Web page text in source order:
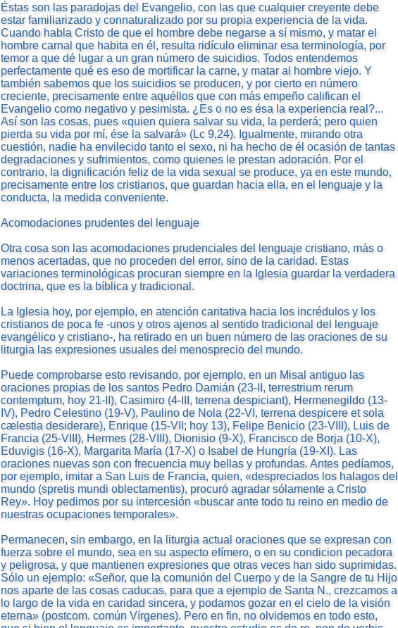
Éstas son las paradojas del Evangelio, con las que cualquier creyente debe
estar familiarizado y connaturalizado por su propia experiencia de la vida.
Cuando habla Cristo de que el hombre debe negarse a sí mismo, y matar el
hombre carnal que habita en él, resulta ridículo eliminar esa terminología, por
temor a que dé lugar a un gran número de suicidios. Todos entendemos
perfectamente qué es eso de mortificar la carne, y matar al hombre viejo. Y
también sabemos que los suicidios se producen, y por cierto en número
creciente, precisamente entre aquéllos que con más empeño califican el
Evangelio como negativo y pesimista. ¿Es o no es ésa la experiencia real?...
Así son las cosas, pues «quien quiera salvar su vida, la perderá; pero quien
pierda su vida por mí, ése la salvará» (Lc 9,24). Igualmente, mirando otra
cuestión, nadie ha envilecido tanto el sexo, ni ha hecho de él ocasión de tantas
degradaciones y sufrimientos, como quienes le prestan adoración. Por el
contrario, la dignificación feliz de la vida sexual se produce, ya en este mundo,
precisamente entre los cristianos, que guardan hacia ella, en el lenguaje y la
conducta, la medida conveniente.
Acomodaciones prudentes del lenguaje
Otra cosa son las acomodaciones prudenciales del lenguaje cristiano, más o
menos acertadas, que no proceden del error, sino de la caridad. Estas
variaciones terminológicas procuran siempre en la Iglesia guardar la verdadera
doctrina, que es la bíblica y tradicional.
La Iglesia hoy, por ejemplo, en atención caritativa hacia los incrédulos y los
cristianos de poca fe -unos y otros ajenos al sentido tradicional del lenguaje
evangélico y cristiano-, ha retirado en un buen número de las oraciones de su
liturgia las expresiones usuales del menosprecio del mundo.
Puede comprobarse esto revisando, por ejemplo, en un Misal antiguo las
oraciones propias de los santos Pedro Damián (23-II, terrestrium rerum
contemptum, hoy 21-II), Casimiro (4-III, terrena despiciant), Hermenegildo (13-
IV), Pedro Celestino (19-V), Paulino de Nola (22-VI, terrena despicere et sola
cælestia desiderare), Enrique (15-VII; hoy 13), Felipe Benicio (23-VIII), Luis de
Francia (25-VIII), Hermes (28-VIII), Dionisio (9-X), Francisco de Borja (10-X),
Eduvigis (16-X), Margarita María (17-X) o Isabel de Hungría (19-XI). Las
oraciones nuevas son con frecuencia muy bellas y profundas. Antes pedíamos,
por ejemplo, imitar a San Luis de Francia, quien, «despreciados los halagos del
mundo (spretis mundi oblectamentis), procuró agradar sólamente a Cristo
Rey». Hoy pedimos por su intercesión «buscar ante todo tu reino en medio de
nuestras ocupaciones temporales».
Permanecen, sin embargo, en la liturgia actual oraciones que se expresan con
fuerza sobre el mundo, sea en su aspecto efímero, o en su condicion pecadora
y peligrosa, y que mantienen expresiones que otras veces han sido suprimidas.
Sólo un ejemplo: «Señor, que la comunión del Cuerpo y de la Sangre de tu Hijo
nos aparte de las cosas caducas, para que a ejemplo de Santa N., crezcamos a
lo largo de la vida en caridad sincera, y podamos gozar en el cielo de la visión
eterna» (postcom. común Vírgenes). Pero en fin, no olvidemos en todo esto,